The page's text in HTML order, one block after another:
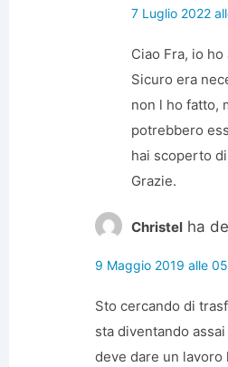
7 Luglio 2022
Ciao Fra, io
Sicuro era
non l ho fatto,
potrebbero
hai scoperto
Grazie.
Christel ha
9 Maggio 2019 alle
Sto cercando di
sta diventando
deve dare un lavoro